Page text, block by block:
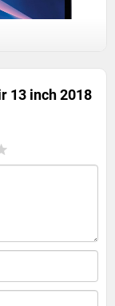
trang bị màn
cho hơn 4
siêu sắc nét.
cảm giác đọc
13 inch 2018